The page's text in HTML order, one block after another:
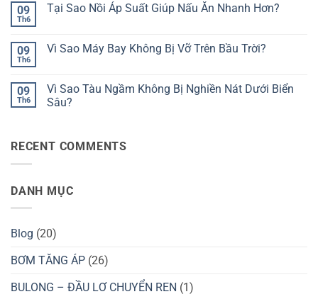
Gì
Xảy
Cơ
Thể
Suất
Cao?
luận
Hút
Được
Ống
Hút?
09
Th6
Tại Sao Nồi Áp Suất Giúp Nấu Ăn Nhanh Hơn?
bình
luận
Nồi
Áp
Suất
Nhanh
Hơn?
09
Th6
Vì Sao Máy Bay Không Bị Vỡ Trên Bầu Trời?
bình
luận
ở
Vì
Không
Trời?
09
Th6
Vì Sao Tàu Ngầm Không Bị Nghiền Nát Dưới Biển
Sâu?
luận
ở
Ngầm
Không
Nát
Dưới
Sâu?
RECENT COMMENTS
DANH MỤC
Blog (20)
BƠM TĂNG ÁP (26)
BULONG – ĐẦU LƠ CHUYỂN REN (1)